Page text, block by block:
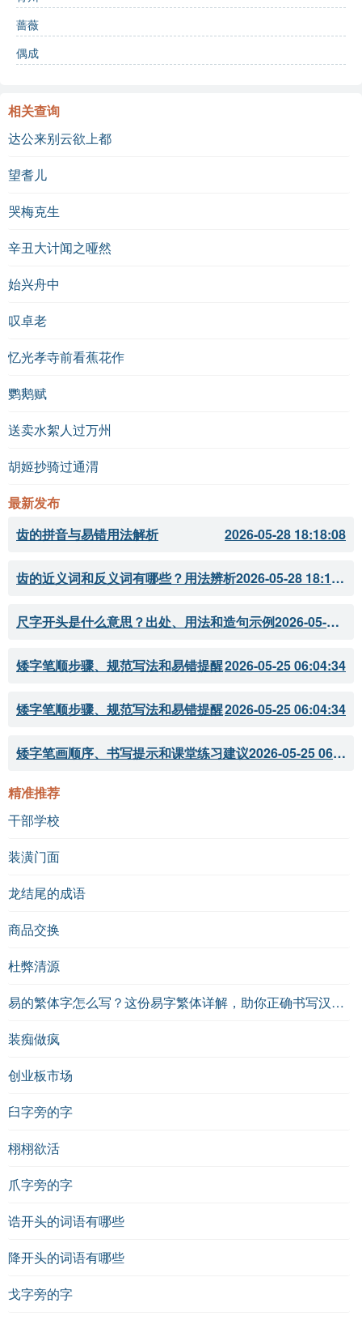
蔷薇
偶成
意象词汇
锦绣：象征着华美、精致和繁荣，反映出人们对生活
金玉
盈。
互动学习
诗词测试
诗中“横陈皆锦绣”的意思是： A. 所有的物品都很普通
B. 所有的物品都是华丽的 C. 所有的物品都很破旧
“器皿尽金玉”中的“金玉”象征： A. 幸福 B. 财富 C. 智慧
本诗的主题主要是： A. 对自然的描写 B. 对奢华生活
的观察 C. 对人生哲理的探讨
答案
相关作品推荐
《夜泊牛渚怀古》李白
《静夜思》李白
诗词对比
李白的《夜泊牛渚怀古》与夏竦的《句其二》，前者
侧重于对自然景色和历史的感怀，后者则集中于对奢
《宋诗三百首》
《古诗词鉴赏辞典》
《中国古代诗歌史》
相关查询
达公来别云欲上都
望耆儿
哭梅克生
辛丑大计闻之哑然
始兴舟中
叹卓老
忆光孝寺前看蕉花作
鹦鹅赋
送卖水絮人过万州
胡姬抄骑过通渭
最新发布
齿的拼音与易错用法解析
2026-05-28 18:18:08
齿的近义词和反义词有哪些？用法辨析 2026-05-28 18:18:07
尺字开头是什么意思？出处、用法和造句示例 2026-05-28 18:18:05
矮字笔顺步骤、规范写法和易错提醒2026-05-25 06:04:34
矮字笔顺步骤、规范写法和易错提醒2026-05-25 06:04:34
矮字笔画顺序、书写提示和课堂练习建议 2026-05-25 06:04:33
精准推荐
干部学校
装潢门面
龙结尾的成语
商品交换
杜弊清源
易的繁体字怎么写？这份易字繁体详解，助你正确书写汉字_汉字繁体学习
装痴做疯
创业板市场
臼字旁的字
栩栩欲活
爪字旁的字
诰开头的词语有哪些
降开头的词语有哪些
戈字旁的字